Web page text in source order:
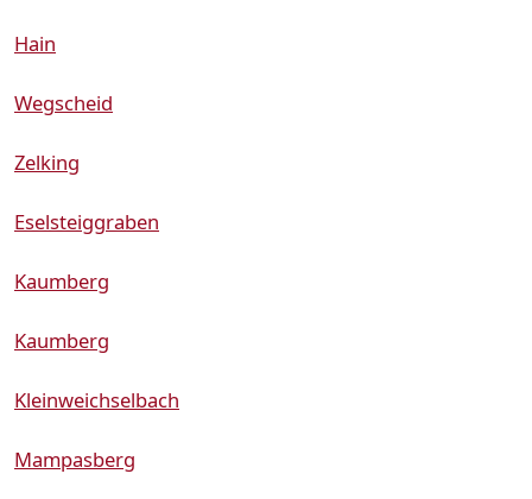
Hain
Wegscheid
Zelking
Eselsteiggraben
Kaumberg
Kaumberg
Kleinweichselbach
Mampasberg